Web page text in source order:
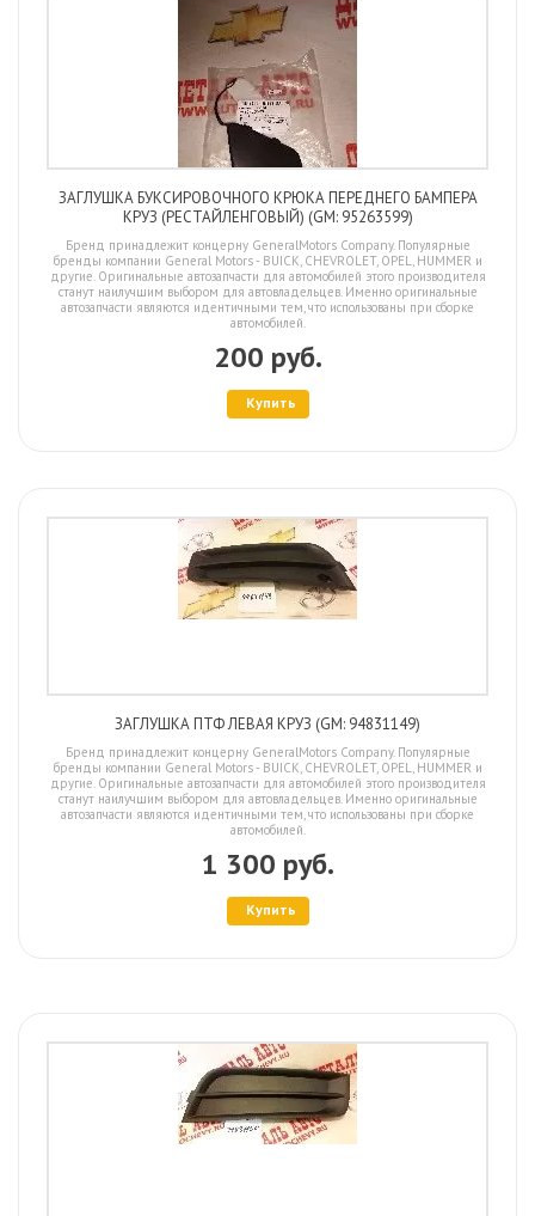
ЗАГЛУШКА БУКСИРОВОЧНОГО КРЮКА ПЕРЕДНЕГО БАМПЕРА
КРУЗ (РЕСТАЙЛЕНГОВЫЙ) (GM: 95263599)
Бренд принадлежит концерну GeneralMotors Company. Популярные
бренды компании General Motors - BUICK, CHEVROLET, OPEL, HUMMER и
другие. Оригинальные автозапчасти для автомобилей этого производителя
станут наилучшим выбором для автовладельцев. Именно оригинальные
автозапчасти являются идентичными тем, что использованы при сборке
автомобилей.
200 руб.
Купить
ЗАГЛУШКА ПТФ ЛЕВАЯ КРУЗ (GM: 94831149)
Бренд принадлежит концерну GeneralMotors Company. Популярные
бренды компании General Motors - BUICK, CHEVROLET, OPEL, HUMMER и
другие. Оригинальные автозапчасти для автомобилей этого производителя
станут наилучшим выбором для автовладельцев. Именно оригинальные
автозапчасти являются идентичными тем, что использованы при сборке
автомобилей.
1 300 руб.
Купить